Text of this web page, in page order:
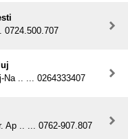
0724.500.707
Na .. ... 0264333407
Ap .. ... 0762-907.807